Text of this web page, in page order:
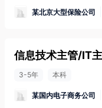
某北京大型保险公司
信息技术主管/IT
3-5年 本科
某国内电子商务公司